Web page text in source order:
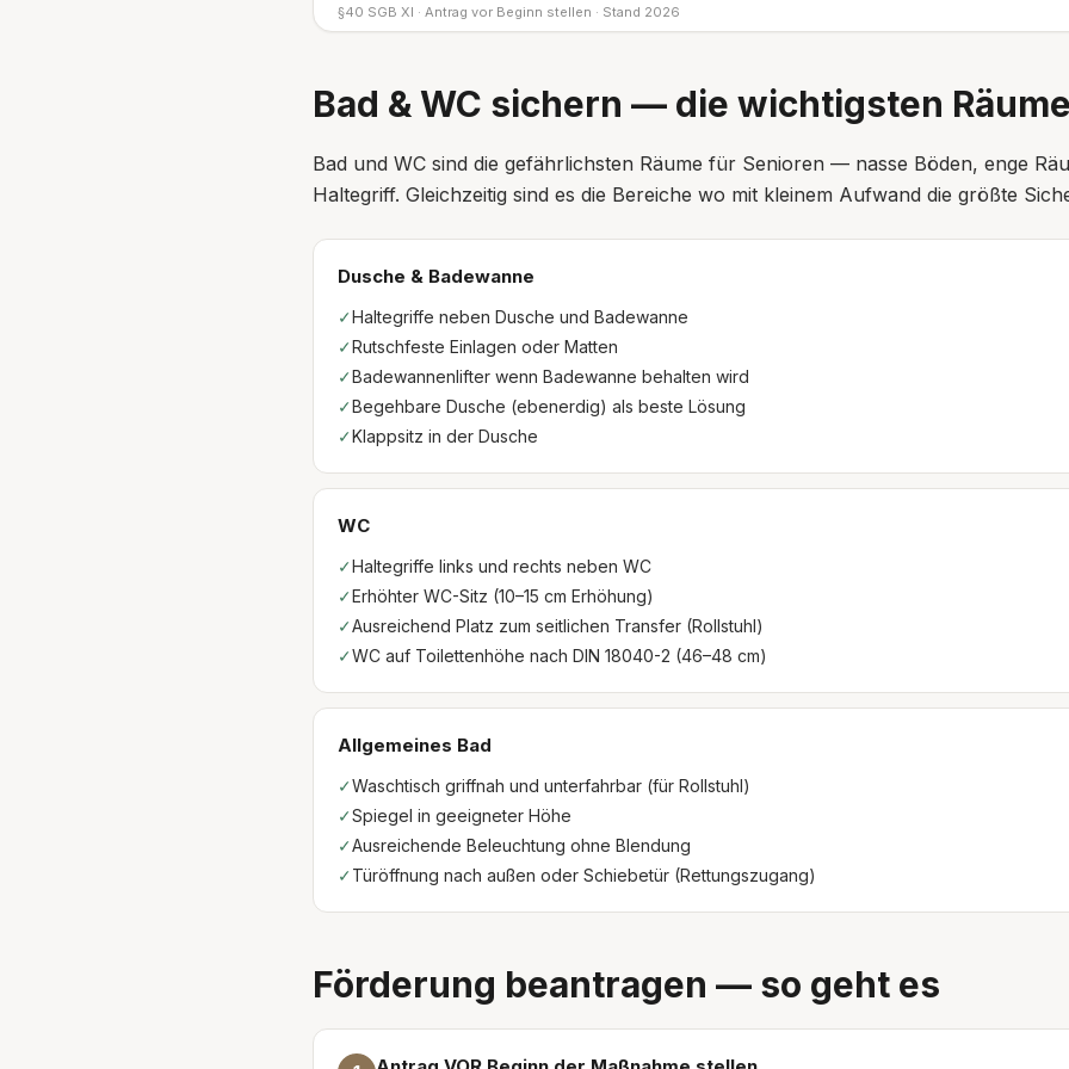
§40 SGB XI · Antrag vor Beginn stellen · Stand 2026
Bad & WC sichern — die wichtigsten
Bad und WC sind die gefährlichsten Räume für Senioren — nasse Böden, enge
Haltegriff. Gleichzeitig sind es die Bereiche wo mit kleinem Aufwand die größte
Dusche & Badewanne
✓Haltegriffe neben Dusche und Badewanne
✓Rutschfeste Einlagen oder Matten
✓Badewannenlifter wenn Badewanne behalten wird
✓Begehbare Dusche (ebenerdig) als beste Lösung
✓Klappsitz in der Dusche
WC
✓Haltegriffe links und rechts neben WC
✓Erhöhter WC-Sitz (10–15 cm Erhöhung)
✓Ausreichend Platz zum seitlichen Transfer (Rollstuhl)
✓WC auf Toilettenhöhe nach DIN 18040-2 (46–48 cm)
Allgemeines Bad
✓Waschtisch griffnah und unterfahrbar (für Rollstuhl)
✓Spiegel in geeigneter Höhe
✓Ausreichende Beleuchtung ohne Blendung
✓Türöffnung nach außen oder Schiebetür (Rettungszugang)
Förderung beantragen — so geht es